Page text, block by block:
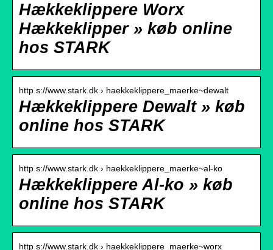
Hækkeklippere Worx
Hækkeklipper » køb online
hos STARK
http s://www.stark.dk › haekkeklippere_maerke~dewalt
Hækkeklippere Dewalt » køb
online hos STARK
http s://www.stark.dk › haekkeklippere_maerke~al-ko
Hækkeklippere Al-ko » køb
online hos STARK
http s://www.stark.dk › haekkeklippere_maerke~worx